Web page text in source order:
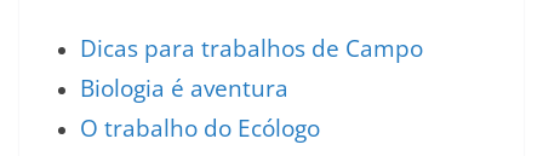
Dicas para trabalhos de Campo
Biologia é aventura
O trabalho do Ecólogo